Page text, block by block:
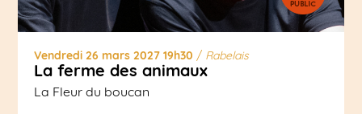
Vendredi 26 mars 2027 19h30 / Rabelais
La ferme des animaux
La Fleur du boucan